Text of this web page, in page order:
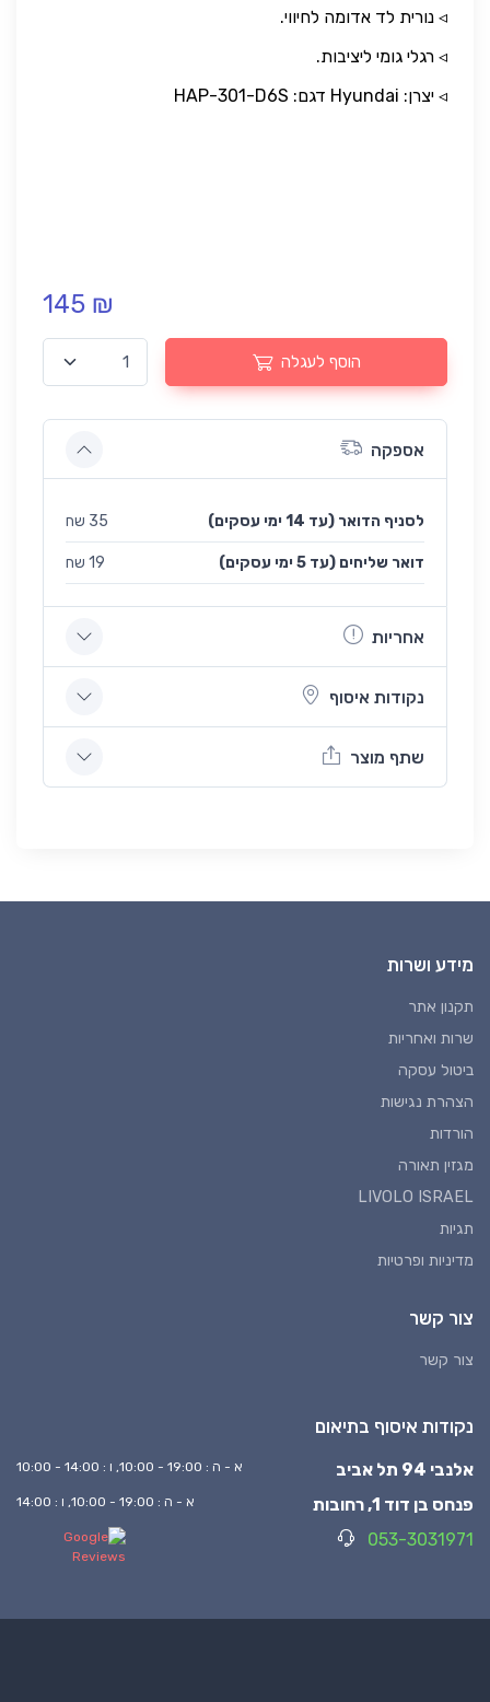
◃ נורית לד אדומה לחיווי.
◃ רגלי גומי ליציבות.
◃ יצרן: Hyundai דגם: HAP-301-D6S
145 ₪
הוסף לעגלה
אספקה
לסניף הדואר (עד 14 ימי עסקים) 35 שח
(עד 5 ימי עסקים) דואר שליחים 19 שח
אחריות
נקודות איסוף
שתף מוצר
מידע ושרות
תקנון אתר
שרות ואחריות
ביטול עסקה
הצהרת נגישות
הורדות
מגזין תאורה
LIVOLO ISRAEL
תגיות
מדיניות ופרטיות
צור קשר
צור קשר
נקודות איסוף בתיאום
אלנבי 94 תל אביב א - ה : 19:00 - 10:00, ו : 14:00 - 10:00
פנחס בן דוד 1, רחובות א - ה : 19:00 - 10:00, ו : 14:00
053-3031971